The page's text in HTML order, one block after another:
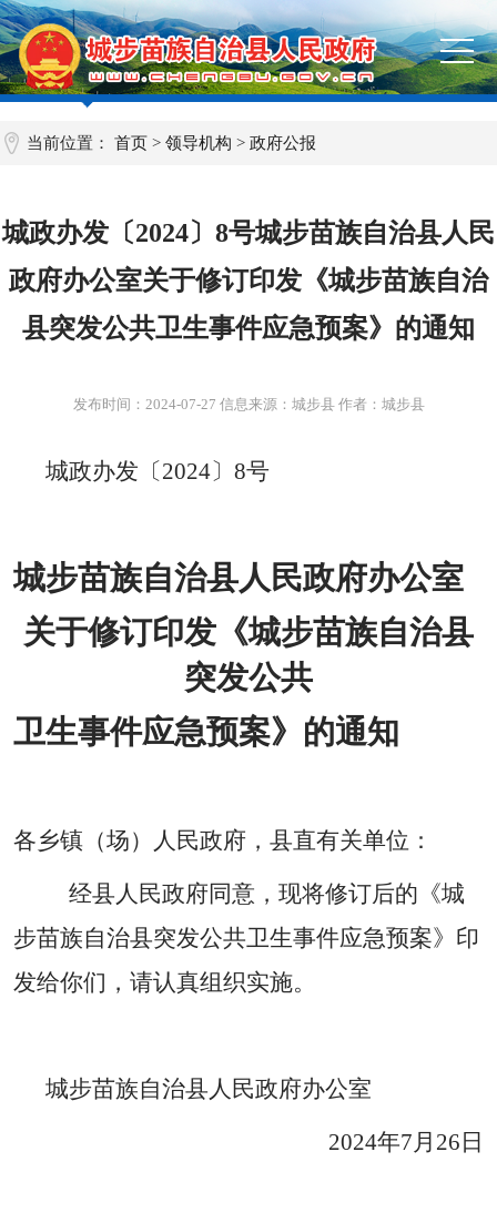
当前位置：首页 >领导机构 >政府公报
城政办发〔2024〕8号城步苗族自治县人民
政府办公室关于修订印发《城步苗族自治
县突发公共卫生事件应急预案》的通知
发布时间： 2024-07-27 信息来源：城步县 作者：城步县
城政办发〔2024〕 8号
城步苗族自治县人民政府办公室
关于修订印发《城步苗族自治县
突发公共
卫生事件应急预案》的通知
各乡镇（场）人民政府 ，县直有关单位：
经县人民政府同意 ， 现将修订后的《城
步苗族自治县突发公共卫生事件应急预案》印
发给你们 ，请认真组织实施。
城步苗族自治县人民政府办公室
2024年7月 26 日